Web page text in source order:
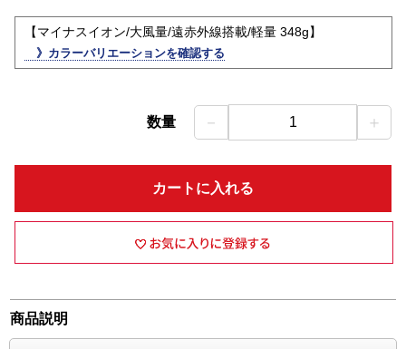
【マイナスイオン/大風量/遠赤外線搭載/軽量 348g】
》カラーバリエーションを確認する
数量 － 1 ＋
カートに入れる
商品説明